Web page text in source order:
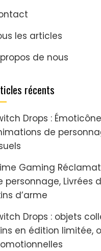
les articles
de nous
récents
Drops :
de
Gaming
personnage, Livrées
d’arme
Drops : objets
en édition limitée,